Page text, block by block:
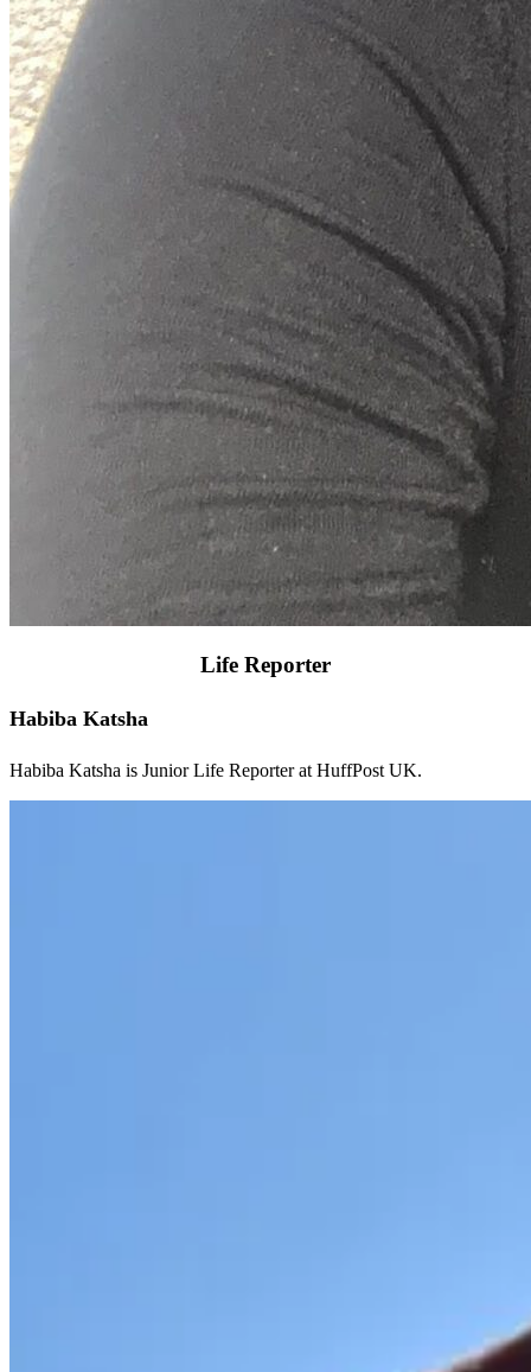
Life Reporter
Habiba Katsha
Habiba Katsha is Junior Life Reporter at HuffPost UK.